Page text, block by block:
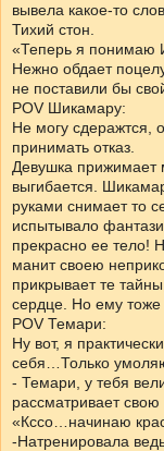
вывела какое-то
Тихий стон.
«Теперь я понимаю
Нежно обдает
не поставили бы
POV Шикамару:
Не могу сдеражтся,
принимать отказ.
Девушка прижимает
выгибается.
руками снимает то
испытывало
прекрасно ее тело!
манит своею
прикрывает те
сердце. Но ему тоже
POV Темари:
Ну вот, я
себя…Только
- Темари, у тебя
рассматривает свою
«Кссо…начинаю
-Натренировала